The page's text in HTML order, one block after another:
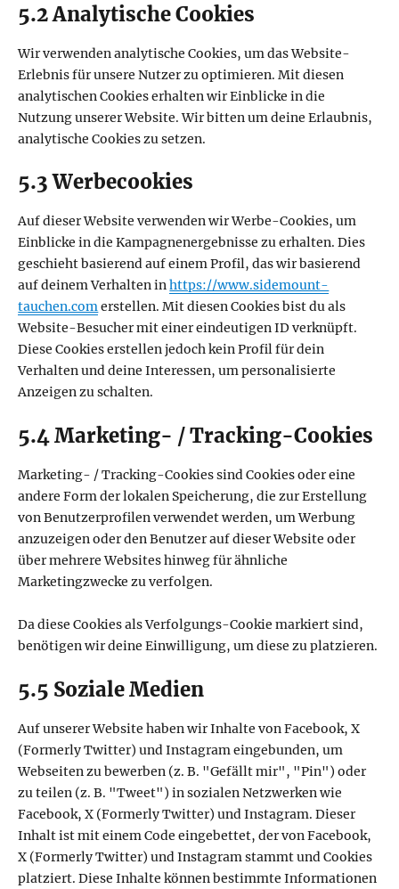
5.2 Analytische Cookies
Wir verwenden analytische Cookies, um das Website-
Erlebnis für unsere Nutzer zu optimieren. Mit diesen
analytischen Cookies erhalten wir Einblicke in die
Nutzung unserer Website. Wir bitten um deine Erlaubnis,
analytische Cookies zu setzen.
5.3 Werbecookies
Auf dieser Website verwenden wir Werbe-Cookies, um
Einblicke in die Kampagnenergebnisse zu erhalten. Dies
geschieht basierend auf einem Profil, das wir basierend
auf deinem Verhalten inhttps://www.sidemount-
tauchen.comerstellen. Mit diesen Cookies bist du als
Website-Besucher mit einer eindeutigen ID verknüpft.
Diese Cookies erstellen jedoch kein Profil für dein
Verhalten und deine Interessen, um personalisierte
Anzeigen zu schalten.
5.4 Marketing- / Tracking-Cookies
Marketing- / Tracking-Cookies sind Cookies oder eine
andere Form der lokalen Speicherung, die zur Erstellung
von Benutzerprofilen verwendet werden, um Werbung
anzuzeigen oder den Benutzer auf dieser Website oder
über mehrere Websites hinweg für ähnliche
Marketingzwecke zu verfolgen.
Da diese Cookies als Verfolgungs-Cookie markiert sind,
benötigen wir deine Einwilligung, um diese zu platzieren.
5.5 Soziale Medien
Auf unserer Website haben wir Inhalte von Facebook, X
(Formerly Twitter) und Instagram eingebunden, um
Webseiten zu bewerben (z. B. "Gefällt mir", "Pin") oder
zu teilen (z. B. "Tweet") in sozialen Netzwerken wie
Facebook, X (Formerly Twitter) und Instagram. Dieser
Inhalt ist mit einem Code eingebettet, der von Facebook,
X (Formerly Twitter) und Instagram stammt und Cookies
platziert. Diese Inhalte können bestimmte Informationen